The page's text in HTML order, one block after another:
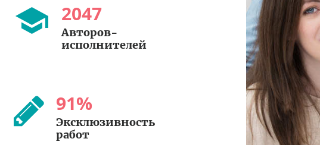
2047
Авторов-
исполнителей
91%
Эксклюзивность
работ